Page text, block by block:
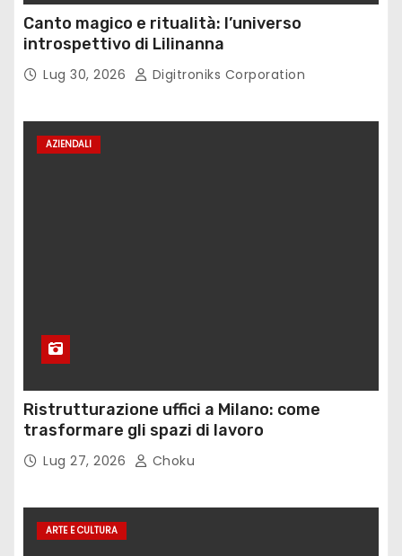
Canto magico e ritualità: l’universo
introspettivo di Lilinanna
Lug 30, 2026 Digitroniks Corporation
AZIENDALI
Ristrutturazione uffici a Milano: come
trasformare gli spazi di lavoro
Lug 27, 2026 Choku
ARTE E CULTURA